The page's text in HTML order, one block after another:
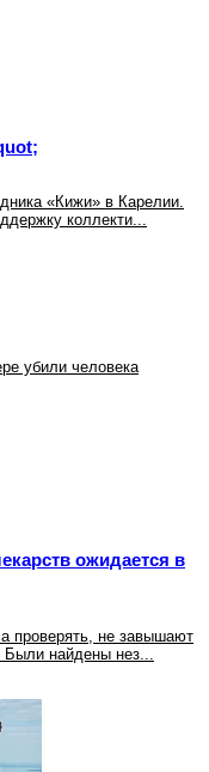
«Кижи» в Карелии.
коллекти...
убили человека
ожидается в
проверять, не завышают
найдены нез...